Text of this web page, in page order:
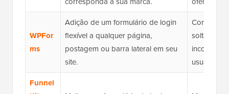
WPFor
ms
Adição de um formulário de login
flexível a qualquer página,
postagem ou barra lateral em seu
site.
soltar,
usuário,
Funnel